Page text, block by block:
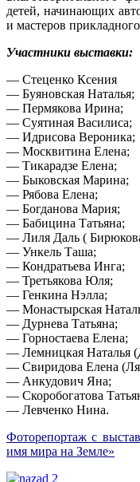
детей, начинающих
и мастеров
Участники выставки:
— Стеценко Ксения
— Буяновская Наталья;
— Пермякова Ирина;
— Суятиная Василиса;
— Идрисова Вероника;
— Москвитина Елена;
— Тикарадзе Елена;
— Быковская Марина;
— Рябова Елена;
— Богданова Мария;
— Бабицина Татьяна;
— Лиля Даль (
— Ункель Таша;
— Кондратьева Инга;
— Третьякова Юля;
— Генкина Нэлла;
— Монастырская
— Дурнева Татьяна;
— Горностаева Елена;
— Лемницкая Наталья
— Свиридова Елена
— Анкудович Яна;
— Скоробогатова
— Левченко Нина.
Фоторепортаж с
имя мира на Земле»